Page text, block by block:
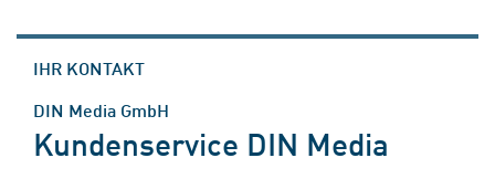
IHR KONTAKT
DIN Media GmbH
Kundenservice DIN Media